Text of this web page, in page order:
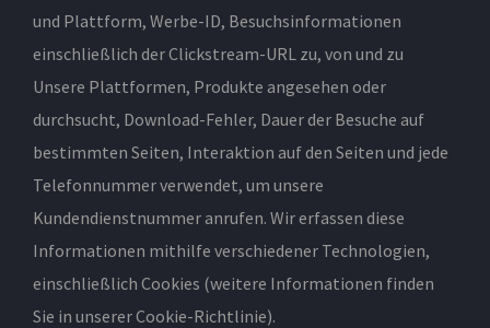
und Plattform, Werbe-ID, Besuchsinformationen
einschließlich der Clickstream-URL zu, von und zu
Unsere Plattformen, Produkte angesehen oder
durchsucht, Download-Fehler, Dauer der Besuche auf
bestimmten Seiten, Interaktion auf den Seiten und jede
Telefonnummer verwendet, um unsere
Kundendienstnummer anrufen. Wir erfassen diese
Informationen mithilfe verschiedener Technologien,
einschließlich Cookies (weitere Informationen finden
Sie in unserer Cookie-Richtlinie).